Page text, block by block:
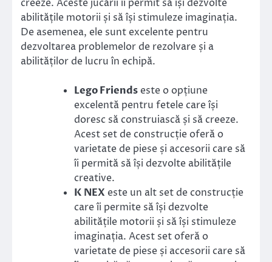
creeze. Aceste jucării îi permit să își dezvolte
abilitățile motorii și să își stimuleze imaginația.
De asemenea, ele sunt excelente pentru
dezvoltarea problemelor de rezolvare și a
abilităților de lucru în echipă.
Lego Friends este o opțiune
excelentă pentru fetele care își
doresc să construiască și să creeze.
Acest set de construcție oferă o
varietate de piese și accesorii care să
îi permită să își dezvolte abilitățile
creative.
K NEX este un alt set de construcție
care îi permite să își dezvolte
abilitățile motorii și să își stimuleze
imaginația. Acest set oferă o
varietate de piese și accesorii care să